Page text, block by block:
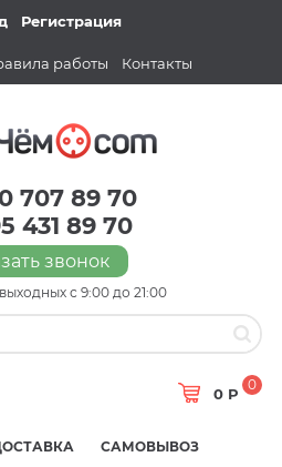
Регистрация
работы Контакты
707 89 70
431 89 70
звонок
с 9:00 до 21:00
0 Р
0
САМОВЫВОЗ